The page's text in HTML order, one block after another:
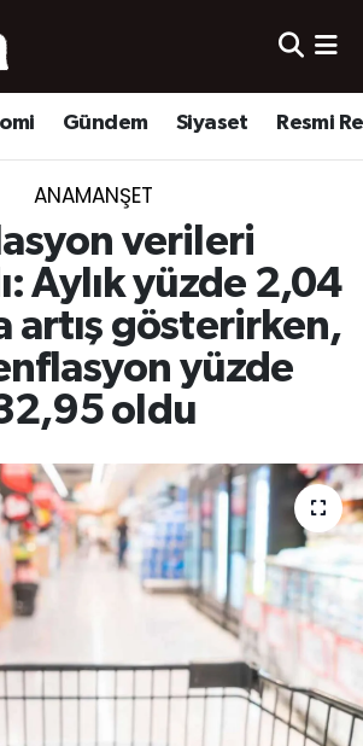
Gündem Siyaset Resmi
ANAMANŞET
verileri
Aylık yüzde 2,04
artış gösterirken,
yüzde
oldu
Durumu ve Fikstür
Haberleri